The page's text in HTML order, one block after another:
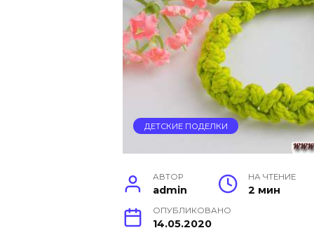
ДЕТСКИЕ ПОДЕЛКИ
АВТОР
admin
НА ЧТЕНИЕ
2 мин
ОПУБЛИКОВАНО
14.05.2020